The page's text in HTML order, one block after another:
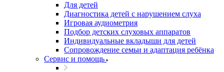
Для детей
Диагностика детей с нарушением слуха
Игровая аудиометрия
Подбор детских слуховых аппаратов
Индивидуальные вкладыши для детей
Сопровождение семьи и адаптация ребёнка
Сервис и помощь